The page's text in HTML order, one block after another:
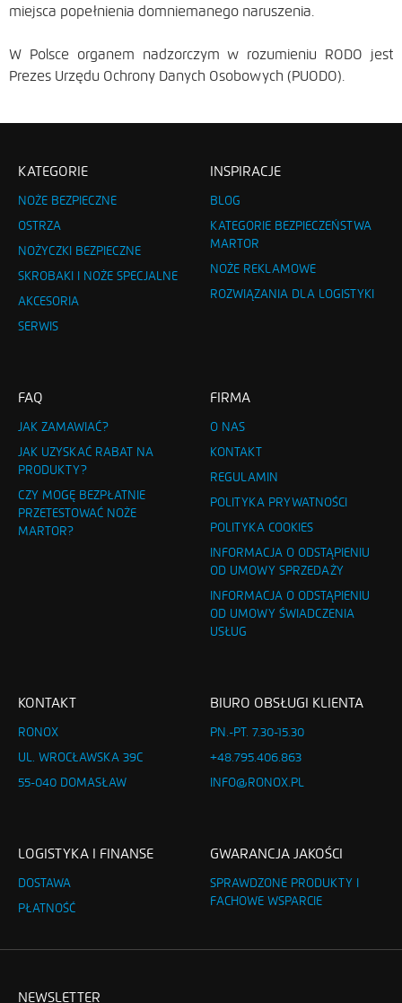
miejsca popełnienia domniemanego naruszenia.
W Polsce organem nadzorczym w rozumieniu RODO jest
Prezes Urzędu Ochrony Danych Osobowych (PUODO).
KATEGORIE
NOŻE BEZPIECZNE
OSTRZA
NOŻYCZKI BEZPIECZNE
SKROBAKI I NOŻE SPECJALNE
AKCESORIA
SERWIS
INSPIRACJE
BLOG
KATEGORIE BEZPIECZEŃSTWA
MARTOR
NOŻE REKLAMOWE
ROZWIĄZANIA DLA LOGISTYKI
FAQ
JAK ZAMAWIAĆ?
JAK UZYSKAĆ RABAT NA
PRODUKTY?
CZY MOGĘ BEZPŁATNIE
PRZETESTOWAĆ NOŻE
MARTOR?
FIRMA
O NAS
KONTAKT
REGULAMIN
POLITYKA PRYWATNOŚCI
POLITYKA COOKIES
INFORMACJA O ODSTĄPIENIU
OD UMOWY SPRZEDAŻY
INFORMACJA O ODSTĄPIENIU
OD UMOWY ŚWIADCZENIA
USŁUG
KONTAKT
RONOX
UL. WROCŁAWSKA 39C
55-040 DOMASŁAW
BIURO OBSŁUGI KLIENTA
PN.-PT. 7.30-15.30
+48.795.406.863
INFO@RONOX.PL
LOGISTYKA I FINANSE
DOSTAWA
PŁATNOŚĆ
GWARANCJA JAKOŚCI
SPRAWDZONE PRODUKTY I
FACHOWE WSPARCIE
NEWSLETTER